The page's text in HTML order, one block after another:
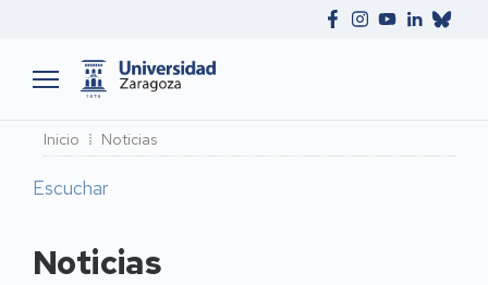
Ruta
de
navegación
Inicio Noticias
Escuchar
Noticias